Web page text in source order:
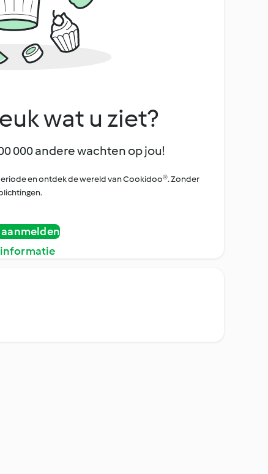
wat u ziet?
000 andere wachten op jou!
en ontdek de wereld van Cookidoo®. Zonder
informatie